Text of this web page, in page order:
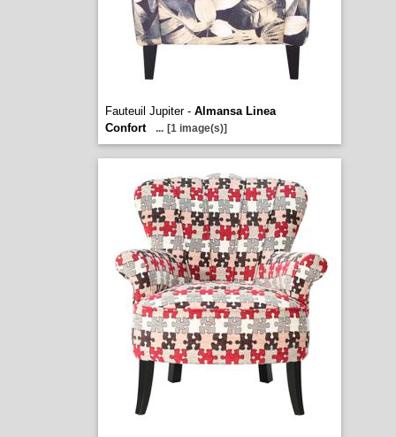
Fauteuil Jupiter - Almansa Linea
Confort
... [1 image(s)]